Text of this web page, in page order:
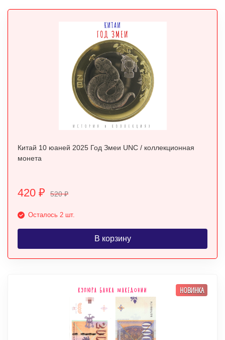
Китай 10 юаней 2025 Год Змеи UNC / коллекционная
монета
420 ₽ 520₽
Осталось 2 шт.
В корзину
НОВИНКА